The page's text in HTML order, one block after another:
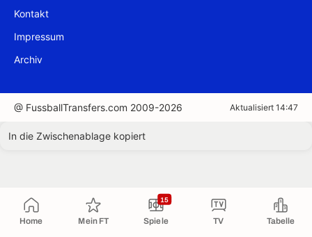
Home Mein FT Spiele
15
TV Tabelle
Kontakt
Impressum
Archiv
@ FussballTransfers.com 2009-2026 Aktualisiert 14:47
In die Zwischenablage kopiert